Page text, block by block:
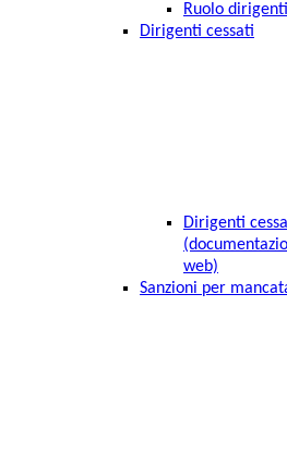
Ruolo dirigenti
Dirigenti cessati
Dirigenti
web)
Sanzioni per